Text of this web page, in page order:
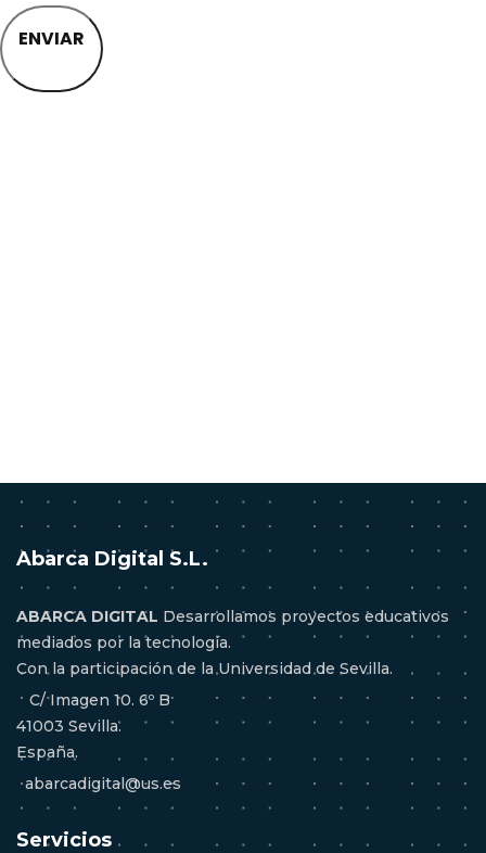
ENVIAR
Abarca Digital S.L.
ABARCA DIGITAL Desarrollamos proyectos educativos
mediados por la tecnología.
Con la participación de la Universidad de Sevilla.
C/ Imagen 10. 6º B
41003 Sevilla.
España.
abarcadigital@us.es
Servicios